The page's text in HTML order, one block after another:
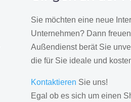
Sie möchten eine neue
Unternehmen? Dann
Außendienst berät Sie
die für Sie ideale und
Kontaktieren Sie uns!
Egal ob es sich um einen